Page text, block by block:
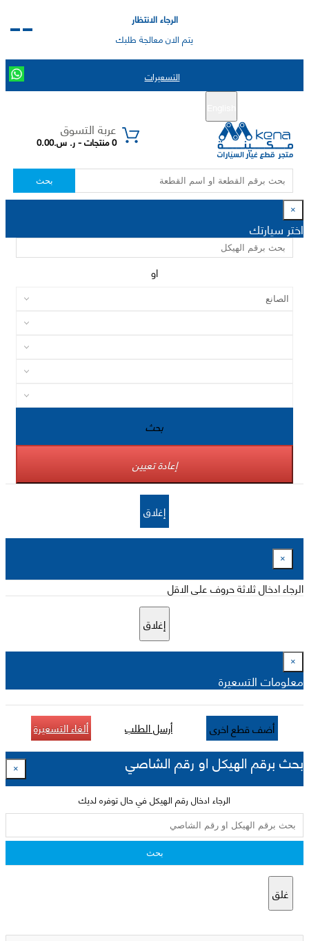
الرجاء الانتظار
يتم الان معالجة طلبك
التسعيرات
عربة التسوق
0 منتجات - ر. س.0.00
بحث
×
اختر سيارتك
او
بحث
إعادة تعيين
إغلاق
×
الرجاء ادخال ثلاثة حروف على الاقل
إغلاق
×
معلومات التسعيرة
أضف قطع اخرى أرسل الطلب ألغاء التسعيرة
بحث برقم الهيكل او رقم الشاصي ×
الرجاء ادخال رقم الهيكل في حال توفره لديك
بحث
غلق